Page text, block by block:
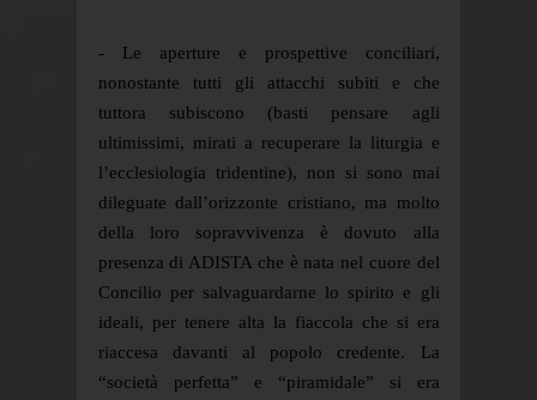
- Le aperture e prospettive conciliari,
nonostante tutti gli attacchi subiti e che
tuttora subiscono (basti pensare agli
ultimissimi, mirati a recuperare la liturgia e
l’ecclesiologia tridentine), non si sono mai
dileguate dall’orizzonte cristiano, ma molto
della loro sopravvivenza è dovuto alla
presenza di ADISTA che è nata nel cuore del
Concilio per salvaguardarne lo spirito e gli
ideali, per tenere alta la fiaccola che si era
riaccesa davanti al popolo credente. La
“società perfetta” e “piramidale” si era